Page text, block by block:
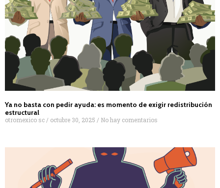
Ya no basta con pedir ayuda: es momento de exigir redistribución
estructural
otromexico sc octubre 30, 2025 No hay comentarios